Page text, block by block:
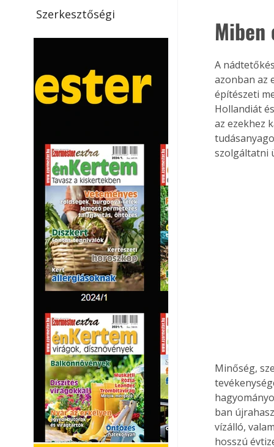
jelentőséget kapott, ahogy a
nyári hőhullámok gyakoribbá és
a megoldást a meleg ellen, ma
már egyre többen keresnek
olyan kültéri hűtési
vendégl
Szerkesztőségi
Miben
A
azonban az
építészeti
Hollandiát
az ezekhez
szolgáltatni
Minőség,
ban
vízálló,
hosszú